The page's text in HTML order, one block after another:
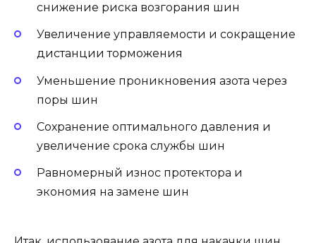
снижение риска возгорания шин
Увеличение управляемости и сокращение
дистанции торможения
Уменьшение проникновения азота через
поры шин
Сохранение оптимального давления и
увеличение срока службы шин
Равномерный износ протектора и
экономия на замене шин